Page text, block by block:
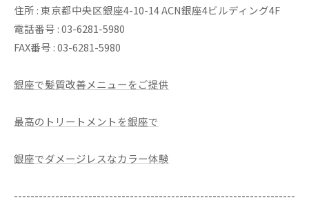
住所 : 東京都中央区銀座4-10-14 ACN銀座4ビルディング4F
電話番号 : 03-6281-5980
FAX番号 : 03-6281-5980
銀座で髪質改善メニューをご提供
最高のトリートメントを銀座で
銀座でダメージレスなカラー体験
--------------------------------------------------------------------